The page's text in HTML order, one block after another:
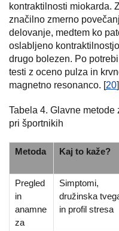
kontraktilnosti miokarda.
značilno zmerno
delovanje, medtem ko
oslabljeno
drugo bolezen. Po
testi z oceno pulza in
magnetno resonanco. [20]
Tabela 4. Glavne
pri športnikih
Metoda Kaj to kaže?
Pregled
in
anamne
za
Simptomi,
družinska
in profil stresa